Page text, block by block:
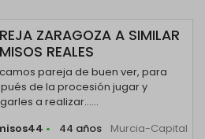
ZARAGOZA A SIMILAR
REALES
pareja de buen ver, para
de la procesión jugar y
a realizar......
• 44 años Murcia-Capital